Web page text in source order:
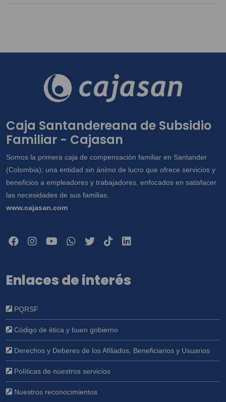
Caja Santandereana de Subsidio
Familiar - Cajasan
Somos la primera caja de compensación familiar en Santander
(Colombia); una entidad sin ánimo de lucro que ofrece servicios y
beneficios a empleadores y trabajadores, enfocados en satisfacer
las necesidades de sus familias.
www.cajasan.com
Enlaces de interés
PQRSF
Código de ética y buen gobierno
Derechos y Deberes de los Afiliados, Beneficiarios y Usuarios
Políticas de nuestros servicios
Nuestros reconocimientos